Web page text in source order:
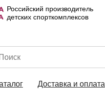
производитель
спорткомплексов
8-902-189-56-36
Доставка и оплата